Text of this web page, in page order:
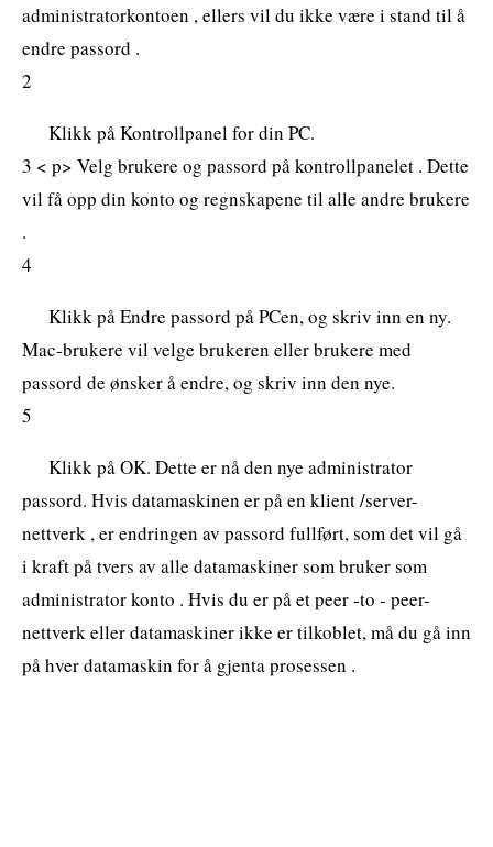
administratorkontoen , ellers vil du ikke være i stand til å
endre passord .
2
Klikk på Kontrollpanel for din PC.
3 < p> Velg brukere og passord på kontrollpanelet . Dette
vil få opp din konto og regnskapene til alle andre brukere
.
4
Klikk på Endre passord på PCen, og skriv inn en ny.
Mac-brukere vil velge brukeren eller brukere med
passord de ønsker å endre, og skriv inn den nye.
5
Klikk på OK. Dette er nå den nye administrator
passord. Hvis datamaskinen er på en klient /server-
nettverk , er endringen av passord fullført, som det vil gå
i kraft på tvers av alle datamaskiner som bruker som
administrator konto . Hvis du er på et peer -to - peer-
nettverk eller datamaskiner ikke er tilkoblet, må du gå inn
på hver datamaskin for å gjenta prosessen .